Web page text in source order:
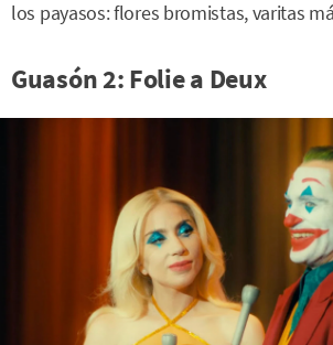
los payasos: flores bromistas, varitas
Guasón 2: Folie a Deux